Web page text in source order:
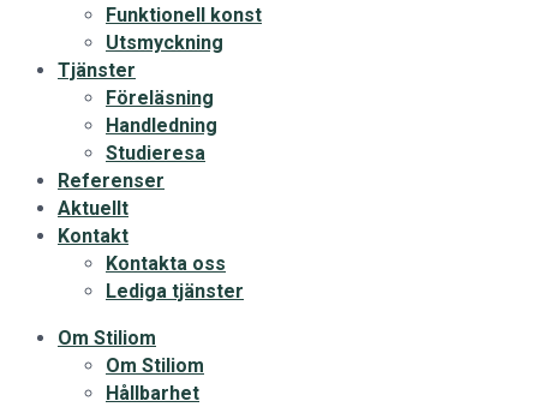
Funktionell konst
Utsmyckning
Tjänster
Föreläsning
Handledning
Studieresa
Referenser
Aktuellt
Kontakt
Kontakta oss
Lediga tjänster
Om Stiliom
Om Stiliom
Hållbarhet